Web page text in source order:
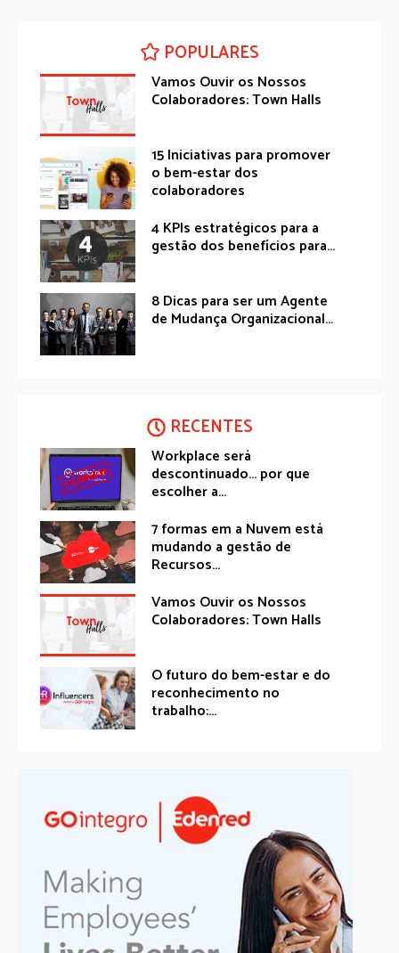
POPULARES
Vamos Ouvir os Nossos
Colaboradores: Town Halls
15 Iniciativas para promover
o bem-estar dos
colaboradores
4 KPIs estratégicos para a
gestão dos benefícios para...
8 Dicas para ser um Agente
de Mudança Organizacional...
RECENTES
Workplace será
descontinuado… por que
escolher a...
7 formas em a Nuvem está
mudando a gestão de
Recursos...
Vamos Ouvir os Nossos
Colaboradores: Town Halls
O futuro do bem-estar e do
reconhecimento no
trabalho:...